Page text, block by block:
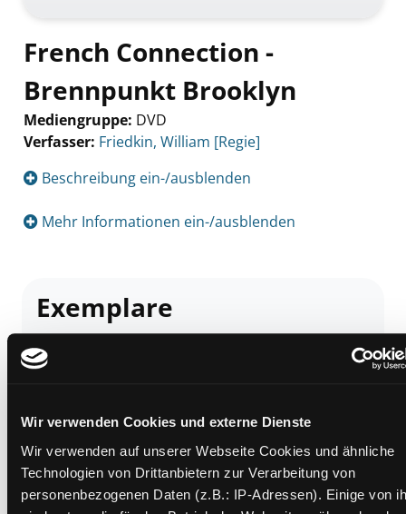
Wir verwenden Cookies und externe Dienste
Wir verwenden auf unserer Webseite Cookies und ähnliche
Technologien von Drittanbietern zur Verarbeitung von
personenbezogenen Daten (z.B.: IP-Adressen). Einige von
French Connection -
Brennpunkt Brooklyn
Mediengruppe: DVD
Verfasser: Suche nach diesem Verfasser
Friedkin, William [Regie]
Beschreibung ein-/ausblenden
Mehr Informationen ein-/ausblenden
Exemplare
Signatur:
Status: Verfügbar
Vorbestellungen: 0
Mediengruppe:DVD
Frist: